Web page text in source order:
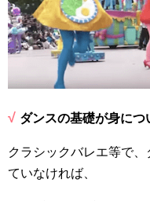
√ ダンスの基礎が身につ
クラシックバレエ等で
ていなければ、